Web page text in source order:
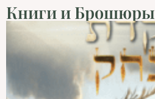
Книги и Брошюры